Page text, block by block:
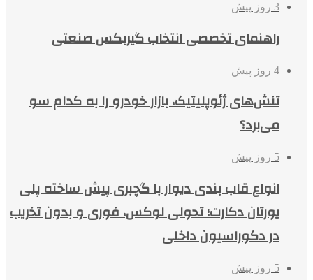
3 روز پیش
راهنمای تخصصی انتخاب گیربکس صنعتی
4 روز پیش
تنش‌های ژئوپلیتیک، بازار خودرو را به کدام سو
می‌برد؟
5 روز پیش
انواع قاب بندی دیوار با گچبری پیش ساخته پلی
یورتان دکارت؛ تحولی لوکس، فوری و بدون تخریب
در دکوراسیون داخلی
5 روز پیش